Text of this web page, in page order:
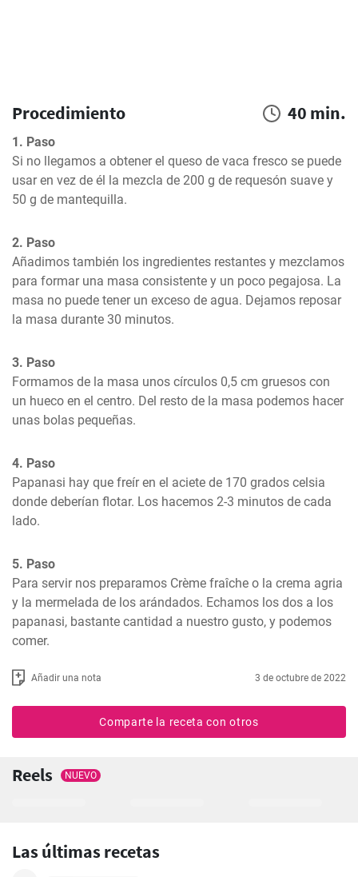
Procedimiento 40 min.
1. Paso
Si no llegamos a obtener el queso de vaca fresco se puede
usar en vez de él la mezcla de 200 g de requesón suave y
50 g de mantequilla.
2. Paso
Añadimos también los ingredientes restantes y mezclamos
para formar una masa consistente y un poco pegajosa. La
masa no puede tener un exceso de agua. Dejamos reposar
la masa durante 30 minutos.
3. Paso
Formamos de la masa unos círculos 0,5 cm gruesos con
un hueco en el centro. Del resto de la masa podemos hacer
unas bolas pequeñas.
4. Paso
Papanasi hay que freír en el aciete de 170 grados celsia
donde deberían flotar. Los hacemos 2-3 minutos de cada
lado.
5. Paso
Para servir nos preparamos Crème fraîche o la crema agria
y la mermelada de los arándados. Echamos los dos a los
papanasi, bastante cantidad a nuestro gusto, y podemos
comer.
Añadir una nota 3 de octubre de 2022
Comparte la receta con otros
Reels NUEVO
Las últimas recetas